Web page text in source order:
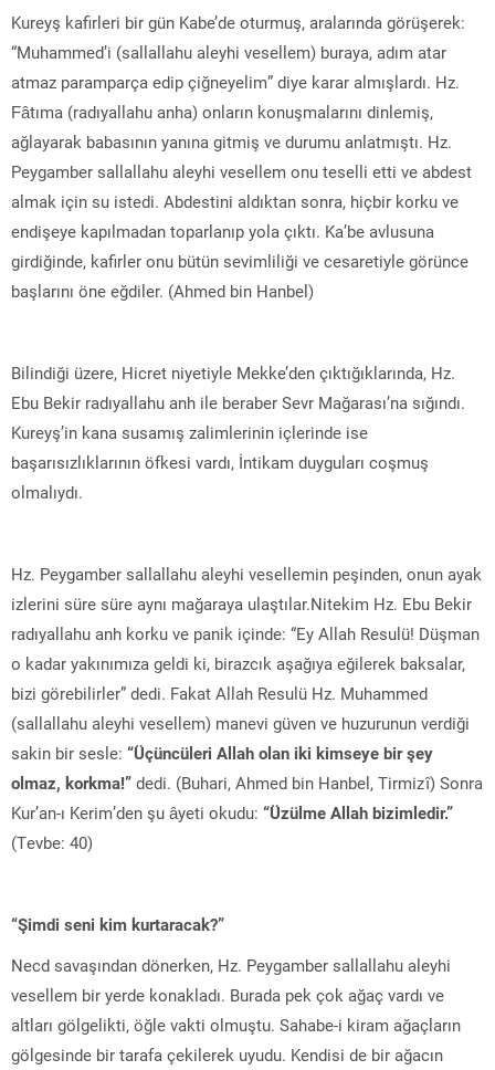
Kureyş kafirleri bir gün Kabe’de oturmuş, aralarında görüşerek:
“Muhammed’i (sallallahu aleyhi vesellem) buraya, adım atar
atmaz paramparça edip çiğneyelim” diye karar almışlardı. Hz.
Fâtıma (radıyallahu anha) onların konuşmalarını dinlemiş,
ağlayarak babasının yanına gitmiş ve durumu anlatmıştı. Hz.
Peygamber sallallahu aleyhi vesellem onu teselli etti ve abdest
almak için su istedi. Abdestini aldıktan sonra, hiçbir korku ve
endişeye kapılmadan toparlanıp yola çıktı. Ka’be avlusuna
girdiğinde, kafirler onu bütün sevimliliği ve cesaretiyle görünce
başlarını öne eğdiler. (Ahmed bin Hanbel)
Bilindiği üzere, Hicret niyetiyle Mekke’den çıktığıklarında, Hz.
Ebu Bekir radıyallahu anh ile beraber Sevr Mağarası’na sığındı.
Kureyş’in kana susamış zalimlerinin içlerinde ise
başarısızlıklarının öfkesi vardı, İntikam duyguları coşmuş
olmalıydı.
Hz. Peygamber sallallahu aleyhi vesellemin peşinden, onun ayak
izlerini süre süre aynı mağaraya ulaştılar.Nitekim Hz. Ebu Bekir
radıyallahu anh korku ve panik içinde: “Ey Allah Resulü! Düşman
o kadar yakınımıza geldi ki, birazcık aşağıya eğilerek baksalar,
bizi görebilirler” dedi. Fakat Allah Resulü Hz. Muhammed
(sallallahu aleyhi vesellem) manevi güven ve huzurunun verdiği
sakin bir sesle: “Üçüncüleri Allah olan iki kimseye bir şey
olmaz, korkma!” dedi. (Buhari, Ahmed bin Hanbel, Tirmizî) Sonra
Kur’an-ı Kerim’den şu âyeti okudu: “Üzülme Allah bizimledir.”
(Tevbe: 40)
“Şimdi seni kim kurtaracak?”
Necd savaşından dönerken, Hz. Peygamber sallallahu aleyhi
vesellem bir yerde konakladı. Burada pek çok ağaç vardı ve
altları gölgelikti, öğle vakti olmuştu. Sahabe-i kiram ağaçların
gölgesinde bir tarafa çekilerek uyudu. Kendisi de bir ağacın